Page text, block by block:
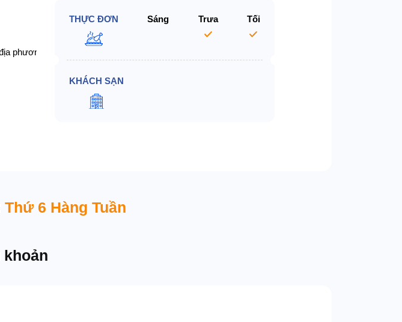
phương đón đoàn về Khách sạn.
Đảo.
THỰC ĐƠN Sáng Trưa Tối
KHÁCH SẠN
Thứ 6 Hàng Tuần